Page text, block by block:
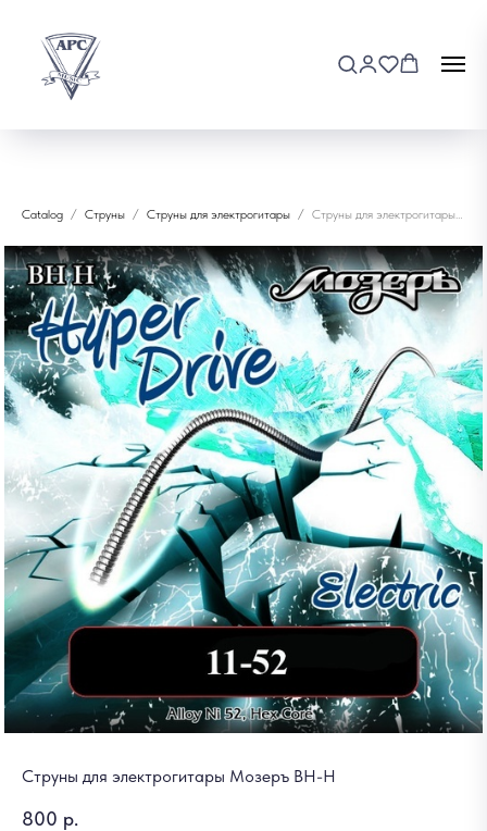
Catalog Струны Струны для электрогитары Струны для электрогитары Мозеръ BH-H
Струны для электрогитары Мозеръ BH-H
800 р.